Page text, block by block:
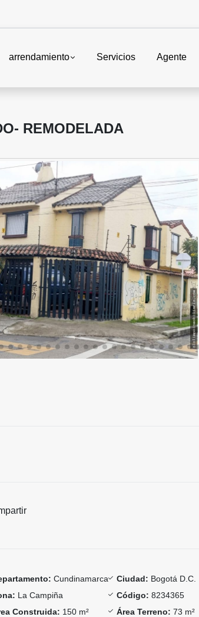
arrendamiento Servicios Agente
REMODELADA
Cundinamarca Ciudad: Bogotá D.C.
La Campiña Código: 8234365
Construida: 150 m² Área Terreno: 73 m²